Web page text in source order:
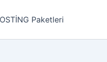
Paketleri